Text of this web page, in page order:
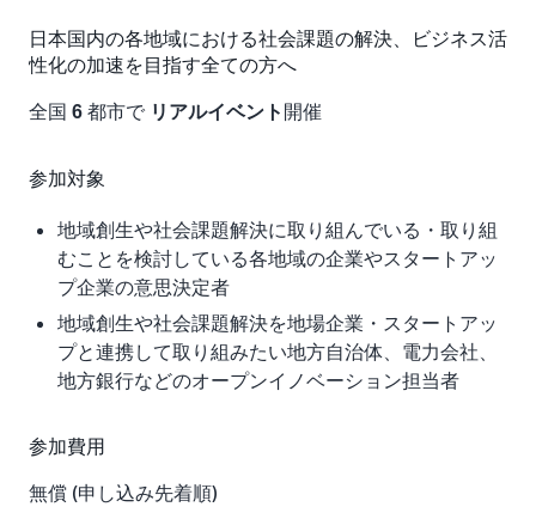
日本国内の各地域における社会課題の解決、ビジネス活
性化の加速を目指す全ての方へ
全国 6 都市で リアルイベント 開催
参加対象
地域創生や社会課題解決に取り組んでいる・取り組
むことを検討している各地域の企業やスタートアッ
プ企業の意思決定者
地域創生や社会課題解決を地場企業・スタートアッ
プと連携して取り組みたい地方自治体、電力会社、
地方銀行などのオープンイノベーション担当者
参加費用
無償 (申し込み先着順)